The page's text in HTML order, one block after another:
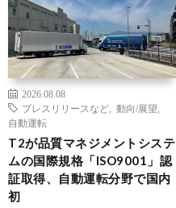
2026.08.08
プレスリリースなど
動向/展望
自動運転
T2が品質マネジメントシステ
ムの国際規格「ISO9001」認
証取得、自動運転分野で国内
初